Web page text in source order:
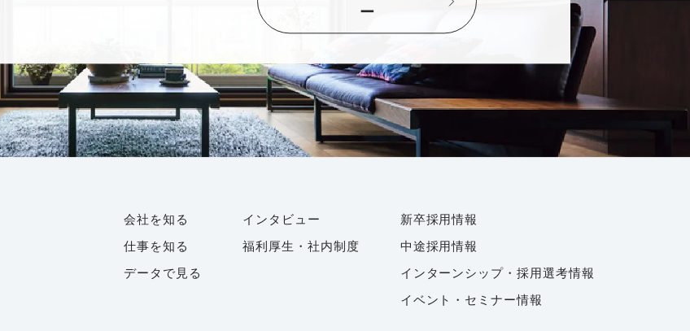
ー
会社を知る
仕事を知る
データで見る
インタビュー
福利厚生・社内制度
新卒採用情報
中途採用情報
インターンシップ・採用選考情報
イベント・セミナー情報